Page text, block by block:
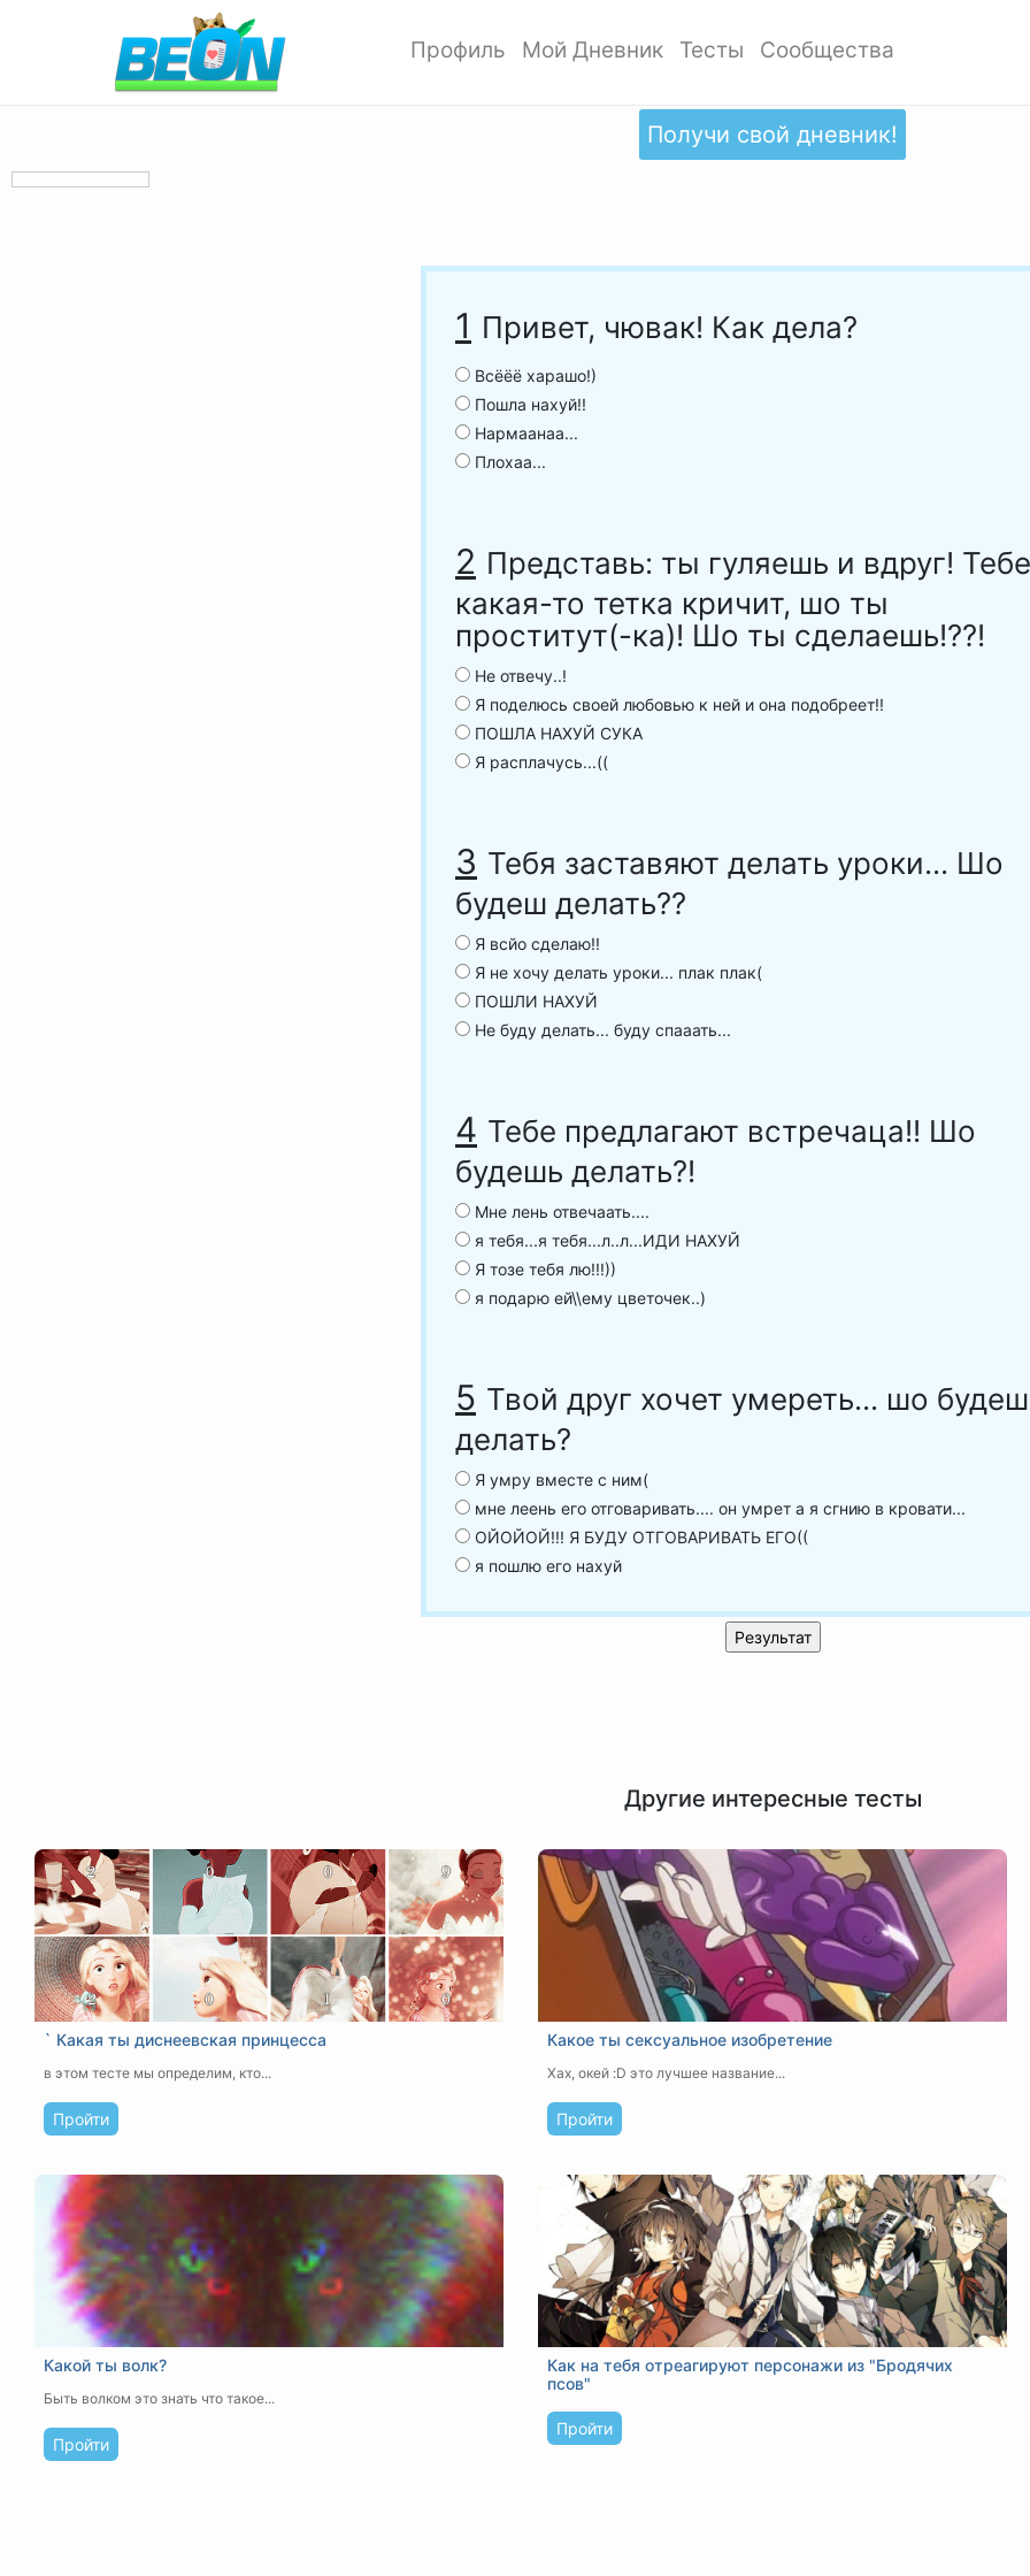
Профиль
Позитивки
Мой Дневник
Добавить запись
Дизайн дневника
Тесты
Добавить тест
Популярные тесты
Сообщества
Создать сообщество
Обзор сообществ
Получи свой дневник!
1 Привет, чювак! Как дела?
Всёёё харашо!)
Пошла нахуй!!
Нармаанаа...
Плохаа...
2 Представь: ты гуляешь и вдруг! Тебе
какая-то тетка кричит, шо ты
проститут(-ка)! Шо ты сделаешь!??!
Не отвечу..!
Я поделюсь своей любовью к ней и она подобреет!!
ПОШЛА НАХУЙ СУКА
Я расплачусь...((
3 Тебя заставяют делать уроки... Шо
будеш делать??
Я всйо сделаю!!
Я не хочу делать уроки... плак плак(
ПОШЛИ НАХУЙ
Не буду делать... буду спааать...
4 Тебе предлагают встречаца!! Шо
будешь делать?!
Мне лень отвечаать....
я тебя...я тебя...л..л...ИДИ НАХУЙ
Я тозе тебя лю!!!))
я подарю ей\\ему цветочек..)
5 Твой друг хочет умереть... шо
делать?
Я умру вместе с ним(
мне леень его отговаривать.... он умрет а я сгнию в кровати...
ОЙОЙОЙ!!! Я БУДУ ОТГОВАРИВАТЬ ЕГО((
я пошлю его нахуй
Другие интересные тесты
` Какая ты диснеевская принцесса
в этом тесте мы определим, кто...
Пройти
Какое ты сексуальное изобретение
Хах, окей :D это лучшее название...
Пройти
Какой ты волк?
Быть волком это знать что такое...
Пройти
Как на тебя отреагируют персонажи из "Бродячих
псов"
Пройти